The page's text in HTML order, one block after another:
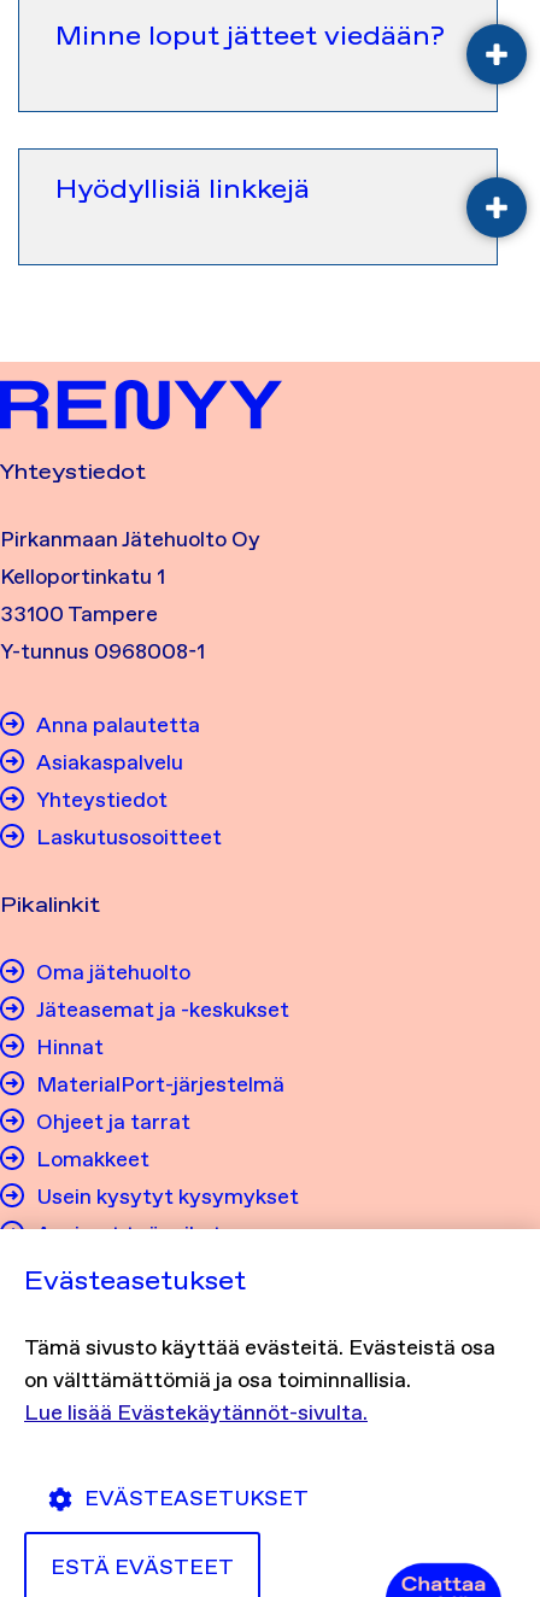
Minne loput jätteet viedään?
Hyödyllisiä linkkejä
Yhteystiedot
Pirkanmaan Jätehuolto Oy
Kelloportinkatu 1
33100 Tampere
Y-tunnus 0968008-1
Anna palautetta
Asiakaspalvelu
Yhteystiedot
Laskutusosoitteet
Pikalinkit
Oma jätehuolto
Jäteasemat ja -keskukset
Hinnat
MaterialPort-järjestelmä
Ohjeet ja tarrat
Lomakkeet
Usein kysytyt kysymykset
Avoimet työpaikat
Tietosuojaseloste
Evästekäytännöt
Evästeasetukset
Tämä sivusto käyttää evästeitä. Evästeistä osa
on välttämättömiä ja osa toiminnallisia.
Lue lisää Evästekäytännöt-sivulta.
EVÄSTEASETUKSET
ESTÄ EVÄSTEET